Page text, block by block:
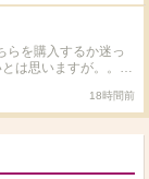
らを購入するか迷っ
は思いますが。。ア
らっしゃいますか
い容器の下地はリピ
18時間前